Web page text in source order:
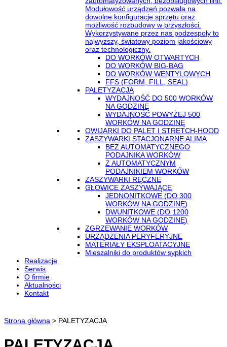
Modułowość urządzeń pozwala na
dowolne konfiguracje sprzętu oraz
możliwość rozbudowy w przyszłości.
Wykorzystywane przez nas podzespoły to
najwyższy, światowy poziom jakościowy
oraz technologiczny.
DO WORKÓW OTWARTYCH
DO WORKÓW BIG-BAG
DO WORKÓW WENTYLOWYCH
FFS (FORM, FILL, SEAL)
PALETYZACJA
WYDAJNOŚĆ DO 500 WORKÓW
NA GODZINĘ
WYDAJNOŚĆ POWYŻEJ 500
WORKÓW NA GODZINĘ
OWIJARKI DO PALET I STRETCH-HOOD
ZASZYWARKI STACJONARNE ALIMA
BEZ AUTOMATYCZNEGO
PODAJNIKA WORKÓW
Z AUTOMATYCZNYM
PODAJNIKIEM WORKÓW
ZASZYWARKI RĘCZNE
GŁOWICE ZASZYWAJĄCE
JEDNONITKOWE (DO 300
WORKÓW NA GODZINĘ)
DWUNITKOWE (DO 1200
WORKÓW NA GODZINĘ)
ZGRZEWANIE WORKÓW
URZĄDZENIA PERYFERYJNE
MATERIAŁY EKSPLOATACYJNE
Mieszalniki do produktów sypkich
Realizacje
Serwis
O firmie
Aktualności
Kontakt
Strona główna > PALETYZACJA